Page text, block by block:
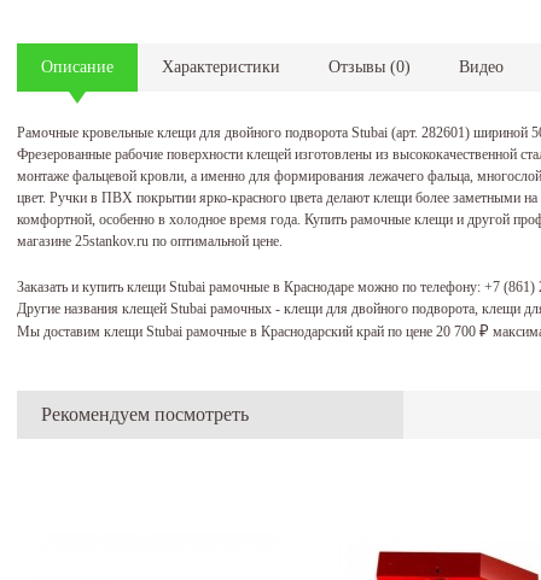
Описание Характеристики Отзывы (0) Видео
Рамочные кровельные клещи для двойного подворота Stubai (арт. 282601) шириной
Фрезерованные рабочие поверхности клещей изготовлены из высококачественной
монтаже фальцевой кровли, а именно для формирования лежачего фальца,
цвет. Ручки в ПВХ покрытии ярко-красного цвета делают клещи более заметными
комфортной, особенно в холодное время года. Купить рамочные клещи и другой
магазине 25stankov.ru по оптимальной цене.
Заказать и купить клещи Stubai рамочные в Краснодаре можно по телефону: +7 (861)
Другие названия клещей Stubai рамочных - клещи для двойного подворота, клещи
Мы доставим клещи Stubai рамочные в Краснодарский край по цене 20 700 ₽
Рекомендуем посмотреть